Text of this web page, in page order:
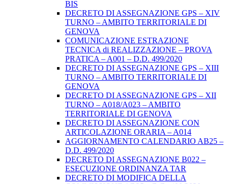
BIS
DECRETO DI ASSEGNAZIONE GPS – XIV
TURNO – AMBITO TERRITORIALE DI
GENOVA
COMUNICAZIONE ESTRAZIONE
TECNICA di REALIZZAZIONE – PROVA
PRATICA – A001 – D.D. 499/2020
DECRETO DI ASSEGNAZIONE GPS – XIII
TURNO – AMBITO TERRITORIALE DI
GENOVA
DECRETO DI ASSEGNAZIONE GPS – XII
TURNO – A018/A023 – AMBITO
TERRITORIALE DI GENOVA
DECRETO DI ASSEGNAZIONE CON
ARTICOLAZIONE ORARIA – A014
AGGIORNAMENTO CALENDARIO AB25 –
D.D. 499/2020
DECRETO DI ASSEGNAZIONE B022 –
ESECUZIONE ORDINANZA TAR
DECRETO DI MODIFICA DELLA